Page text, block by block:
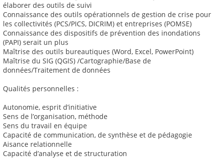
élaborer des outils de suivi
Connaissance des outils opérationnels de gestion de crise pour
les collectivités (PCS/PICS, DICRIM) et entreprises (POMSE)
Connaissance des dispositifs de prévention des inondations
(PAPI) serait un plus
Maîtrise des outils bureautiques (Word, Excel, PowerPoint)
Maîtrise du SIG (QGIS) /Cartographie/Base de
données/Traitement de données
Qualités personnelles :
Autonomie, esprit d’initiative
Sens de l’organisation, méthode
Sens du travail en équipe
Capacité de communication, de synthèse et de pédagogie
Aisance relationnelle
Capacité d’analyse et de structuration